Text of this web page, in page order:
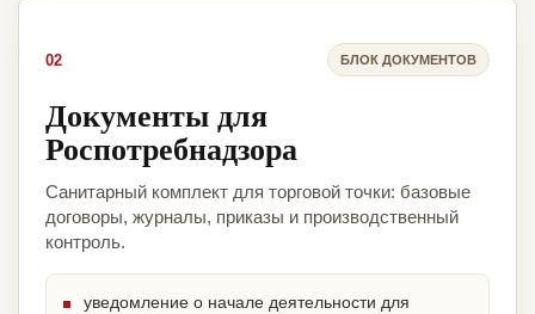
02 БЛОК ДОКУМЕНТОВ
Документы для
Роспотребнадзора
Санитарный комплект для торговой точки: базовые
договоры, журналы, приказы и производственный
контроль.
уведомление о начале деятельности для